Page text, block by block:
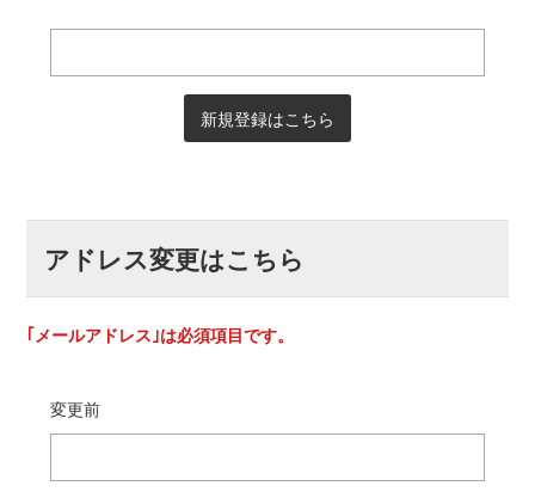
アドレス変更はこちら
｢メールアドレス｣は必須項目です。
変更前